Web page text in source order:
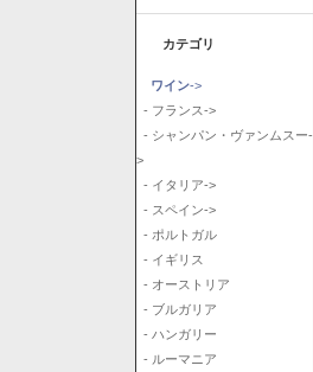
カテゴリ
ワイン->
- フランス->
- シャンパン・ヴァンムスー-
>
- イタリア->
- スペイン->
- ポルトガル
- イギリス
- オーストリア
- ブルガリア
- ハンガリー
- ルーマニア